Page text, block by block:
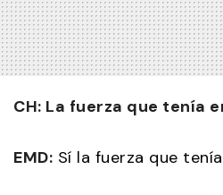
CH: La fuerza que tenía
EMD: Sí la fuerza que